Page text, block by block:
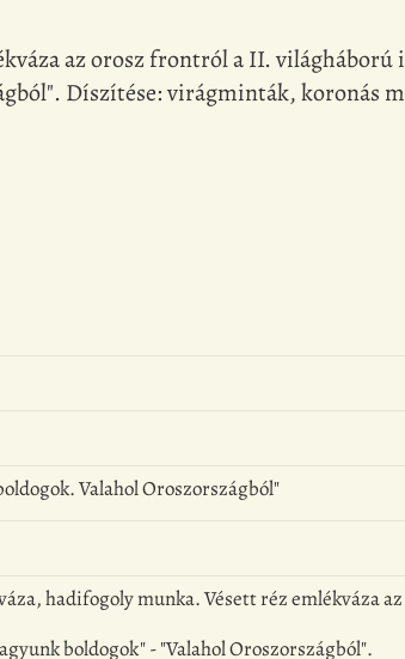
az orosz frontról a II. világháború
Díszítése: virágminták, koronás
Valahol Oroszországból"
hadifogoly munka. Vésett réz emlékváza
boldogok" - "Valahol Oroszországból".